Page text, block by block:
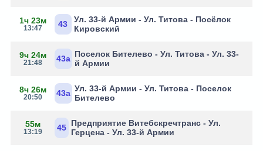
1ч 23м
13:47 43
Ул. 33-й Армии - Ул. Титова - Посёлок
Кировский
9ч 24м
21:48 43а Поселок Бителево - Ул. Титова - Ул. 33-
й Армии
8ч 26м
20:50 43а Ул. 33-й Армии - Ул. Титова - Поселок
Бителево
55м
13:19 45 Предприятие Витебскречтранс - Ул.
Герцена - Ул. 33-й Армии